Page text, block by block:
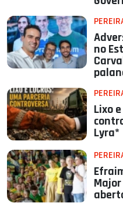
no
Lixo
Lyra*